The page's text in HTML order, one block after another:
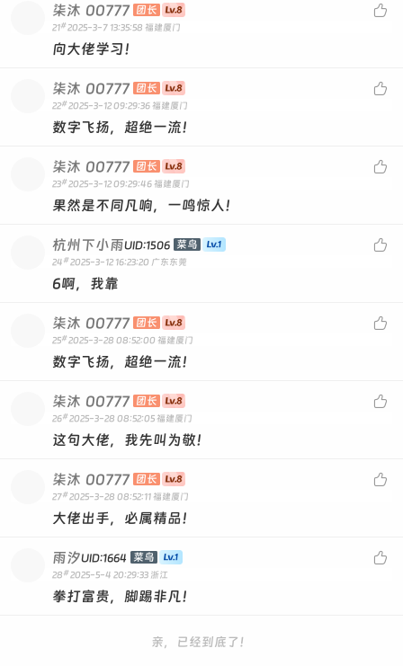

柒沐 00777 团长
21# 2025-3-7 13:35:58 福建厦门
向大佬学习！

柒沐 00777 团长
22# 2025-3-12 09:29:36 福建厦门
数字飞扬，超绝一流！

柒沐 00777 团长
23# 2025-3-12 09:29:46 福建厦门
果然是不同凡响，一鸣惊人！

杭州下小雨UID:1506 菜鸟
24 # 2025-3-12 16:23:20 广东东莞
6啊，我靠

柒沐 00777 团长
25# 2025-3-28 08:52:00 福建厦门
数字飞扬，超绝一流！

柒沐 00777 团长
26# 2025-3-28 08:52:05 福建厦门
这句大佬，我先叫为敬！

柒沐 00777 团长
27# 2025-3-28 08:52:11 福建厦门
大佬出手，必属精品！

雨汐UID:1664 菜鸟
28 # 2025-5-4 20:29:33 浙江
拳打富贵，脚踢非凡！
亲，已经到底了！